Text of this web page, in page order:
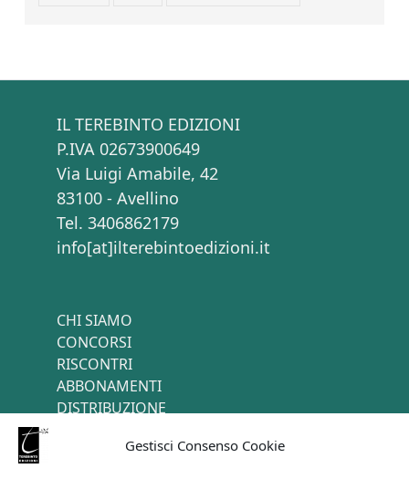
Gestisci Consenso Cookie
IL TEREBINTO EDIZIONI
P.IVA 02673900649
Via Luigi Amabile, 42
83100 - Avellino
Tel. 3406862179
info[at]ilterebintoedizioni.it
CHI SIAMO
CONCORSI
RISCONTRI
ABBONAMENTI
DISTRIBUZIONE